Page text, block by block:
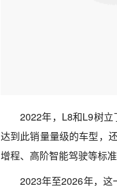
2022年，L8和L9树
达到此销量量级的车型，
增程、高阶智能驾驶等标准
2023年至2026年，这